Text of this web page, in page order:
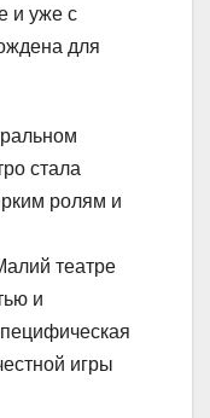
и уже с
для
стала
ролям и
театре
и
игры